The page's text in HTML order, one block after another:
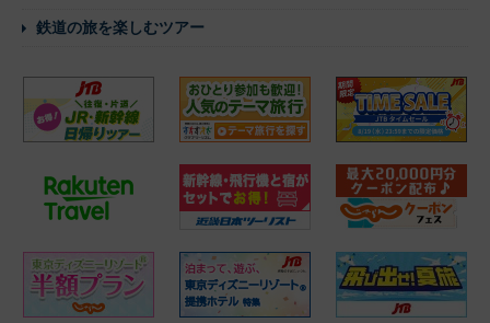
鉄道の旅を楽しむツアー